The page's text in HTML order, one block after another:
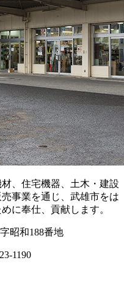
、住宅機器、土木・建設
事業を通じ、武雄市をは
に奉仕、貢献します。
昭和188番地
1190